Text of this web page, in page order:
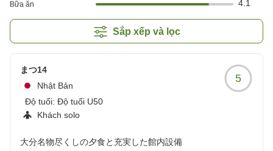
Bữa ăn 4.1
Sắp xếp và lọc
まつ14
Nhật Bản
Độ tuổi: Độ tuổi U50
Khách solo
5
大分名物尽くしの夕食と充実した館内設備